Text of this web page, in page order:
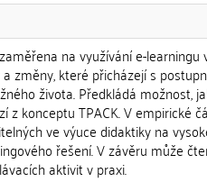
na využívání e-learningu
změny, které přicházejí s
života. Předkládá možnost,
z konceptu TPACK. V empirické
ve výuce didaktiky na
řešení. V závěru může
aktivit v praxi.